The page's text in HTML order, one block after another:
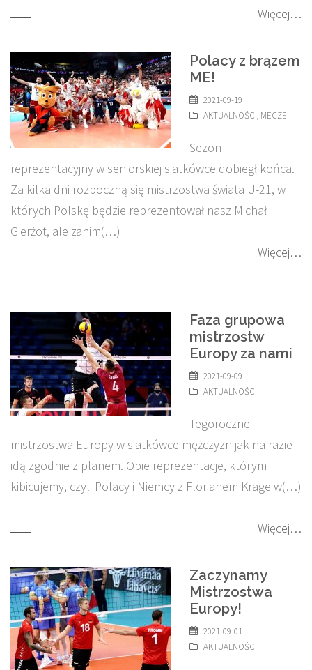
Więcej…
Polacy z brązem
ME!
2021-09-19
AKTUALNOŚCI, MECZE
Sezon
reprezentacyjny w seniorskiej siatkówce dobiegł końca.
Za kilka dni rozpoczną się mistrzostwa świata U-21, w
których Polskę będzie reprezentował nasz Michał
Gierżot, ale zanim(…)
Więcej…
Faza grupowa
mistrzostw
Europy za nami
2021-09-09
AKTUALNOŚCI
Tegoroczne
mistrzostwa Europy w siatkówce mężczyzn jak na razie
idą zgodnie z planem. Obie reprezentacje, którym
kibicujemy, czyli Polacy i Niemcy z Florianem Krage w(…)
Więcej…
Zaczynamy
Mistrzostwa
Europy!
2021-09-01
AKTUALNOŚCI